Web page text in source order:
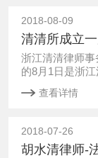
2018-08-09
清清所成立
浙江清清律师
的8月1日是浙
查看详情
2018-07-26
胡水清律师-